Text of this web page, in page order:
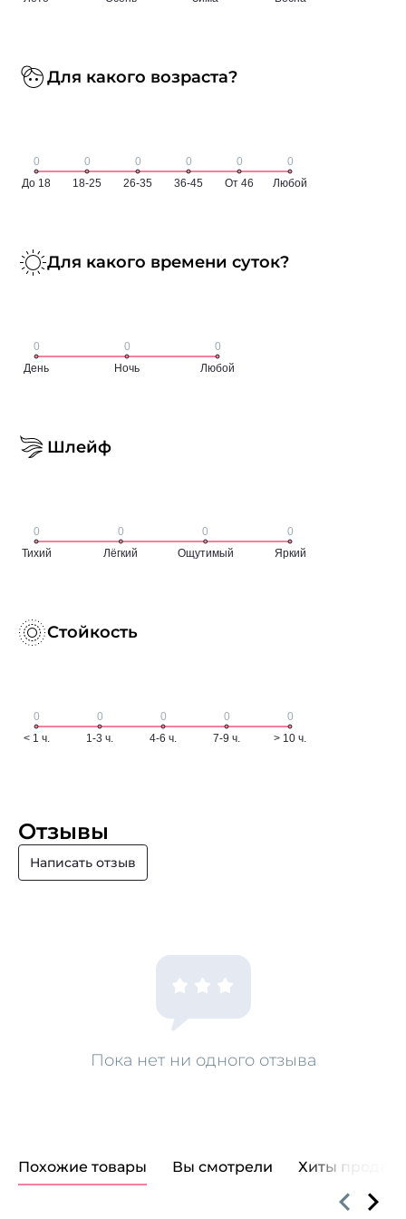
Для какого возраста?
Для какого времени суток?
Шлейф
Стойкость
Отзывы
Написать отзыв
Пока нет ни одного отзыва
Похожие товары Вы смотрели Хиты продаж